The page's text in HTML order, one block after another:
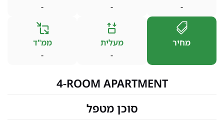
-
-
-
ממ"ד
-
מעלית
-
מחיר
4-ROOM APARTMENT
סוכן מטפל